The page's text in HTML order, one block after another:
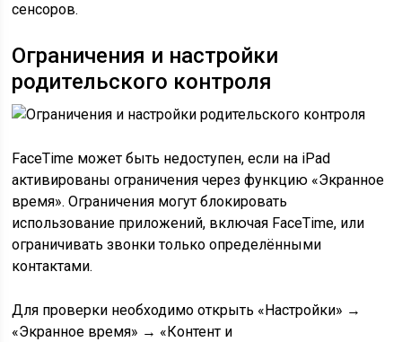
сенсоров.
Ограничения и настройки
родительского контроля
FaceTime может быть недоступен, если на iPad
активированы ограничения через функцию «Экранное
время». Ограничения могут блокировать
использование приложений, включая FaceTime, или
ограничивать звонки только определёнными
контактами.
Для проверки необходимо открыть «Настройки» →
«Экранное время» → «Контент и